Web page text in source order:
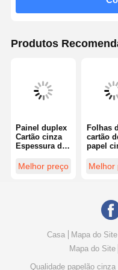
Produtos
Painel duplex
Cartão cinza
Espessura de
personalizada
Adequado
Melhor preço
Folhas
cartão
papel
s
Melhor
Casa Mapa do Site
Mapa do Site
Qualidade papelão cinza